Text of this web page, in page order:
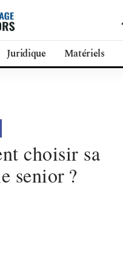
Juridique Matériels
choisir sa
senior ?